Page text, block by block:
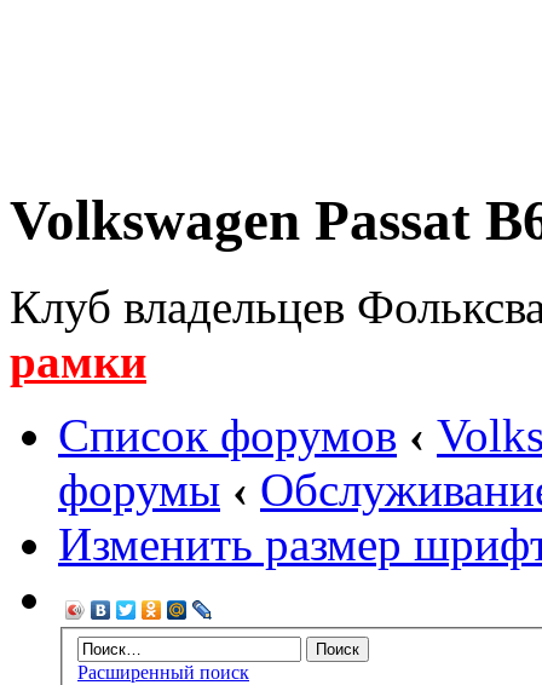
Volkswagen Passat
Клуб владельцев
рамки
Список форумов ‹
форумы ‹
Изменить размер
Расширенный поиск